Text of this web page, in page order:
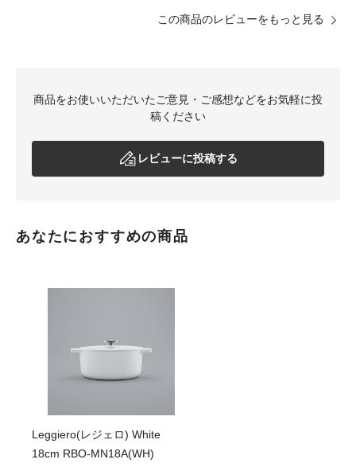
この商品のレビューをもっと見る
商品をお使いいただいたご意見・ご感想などをお気軽に投
稿ください
レビューに投稿する
あなたにおすすめの商品
Leggiero(レジェロ) White
18cm RBO-MN18A(WH)